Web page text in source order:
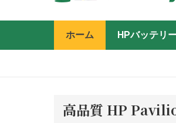
ホーム HPバッテリ
高品質 HP